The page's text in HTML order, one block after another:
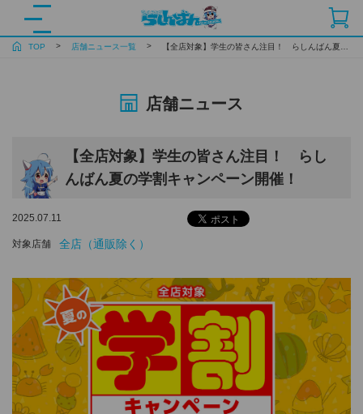
TOP 店舗ニュース一覧 【全店対象】学生の皆さん注目！ らしんばん夏の学割キャンペーン開催！
店舗ニュース
【全店対象】学生の皆さん注目！ らし
んばん夏の学割キャンペーン開催！
2025.07.11
対象店舗 全店（通販除く）